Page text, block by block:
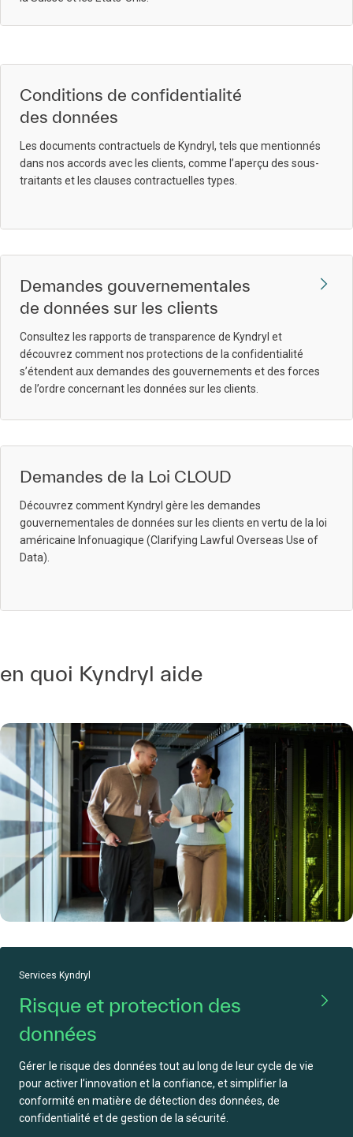
Conditions de confidentialité
des données
Les documents contractuels de Kyndryl, tels que mentionnés
dans nos accords avec les clients, comme l’aperçu des sous-
traitants et les clauses contractuelles types.
Demandes gouvernementales
de données sur les clients
Consultez les rapports de transparence de Kyndryl et
découvrez comment nos protections de la confidentialité
s’étendent aux demandes des gouvernements et des forces
de l’ordre concernant les données sur les clients.
Demandes de la Loi CLOUD
Découvrez comment Kyndryl gère les demandes
gouvernementales de données sur les clients en vertu de la loi
américaine Infonuagique (Clarifying Lawful Overseas Use of
Data).
en quoi Kyndryl aide
Services Kyndryl
Risque et protection des
données
Gérer le risque des données tout au long de leur cycle de vie
pour activer l’innovation et la confiance, et simplifier la
conformité en matière de détection des données, de
confidentialité et de gestion de la sécurité.